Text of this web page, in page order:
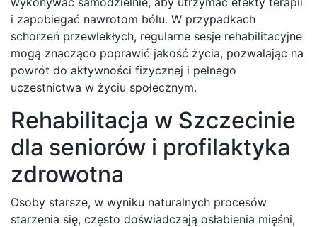
i zapobiegać nawrotom bólu. W przypadkach
schorzeń przewlekłych, regularne sesje rehabilitacyjne
mogą znacząco poprawić jakość życia, pozwalając na
powrót do aktywności fizycznej i pełnego
uczestnictwa w życiu społecznym.
Rehabilitacja w Szczecinie
dla seniorów i profilaktyka
zdrowotna
Osoby starsze, w wyniku naturalnych procesów
starzenia się, często doświadczają osłabienia mięśni,